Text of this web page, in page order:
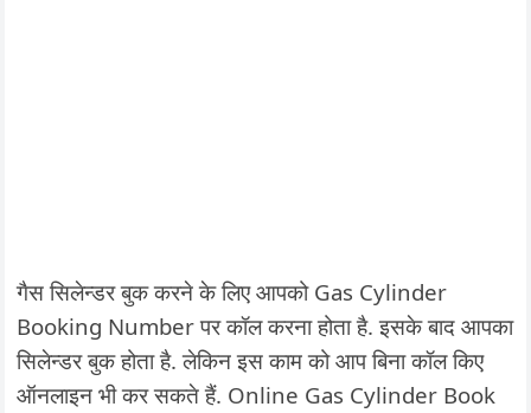
गैस सिलेन्डर बुक करने के लिए आपको Gas Cylinder
Booking Number पर कॉल करना होता है. इसके बाद आपका
सिलेन्डर बुक होता है. लेकिन इस काम को आप बिना कॉल किए
ऑनलाइन भी कर सकते हैं. Online Gas Cylinder Book